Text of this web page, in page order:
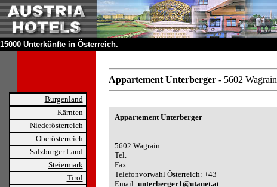
15000 Unterkünfte in Österreich.
Burgenland
Kärnten
Niederösterreich
Oberösterreich
Salzburger Land
Steiermark
Tirol
Appartement Unterberger - 5602 Wagrain
Appartement Unterberger
5602 Wagrain
Tel.
Fax
Telefonvorwahl Österreich: +43
Email: unterberger1@utanet.at